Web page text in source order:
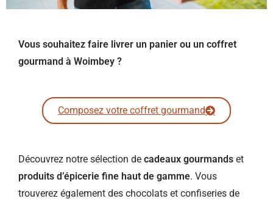
Vous souhaitez faire livrer un panier ou un coffret
gourmand à Woimbey ?
Composez votre coffret gourmand
Découvrez notre sélection de cadeaux gourmands et
produits d’épicerie fine haut de gamme. Vous
trouverez également des chocolats et confiseries de